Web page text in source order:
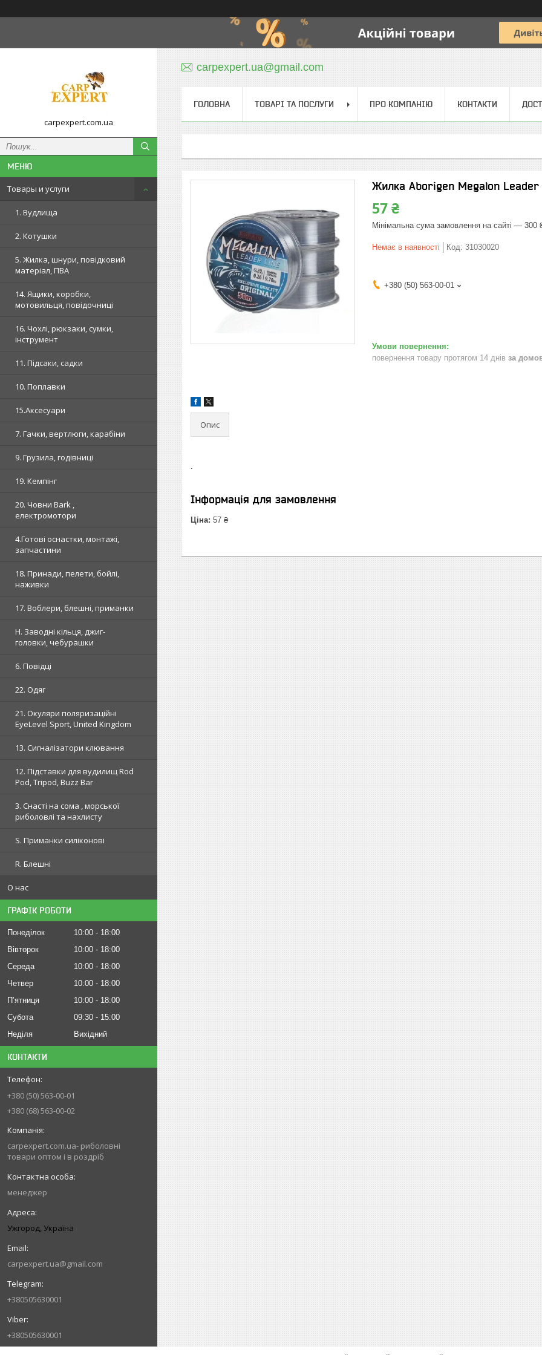
carpexpert.com.ua
Товары и услуги
1. Вудлища
2. Котушки
5. Жилка, шнури, повідковий
матеріал, ПВА
14. Ящики, коробки,
мотовильця, повідочниці
16. Чохлі, рюкзаки, сумки,
інструмент
11. Підсаки, садки
10. Поплавки
15.Аксесуари
7. Гачки, вертлюги, карабіни
9. Грузила, годівниці
19. Кемпінг
20. Човни Bark ,
електромотори
4.Готові оснастки, монтажі,
запчастини
18. Принади, пелети, бойлі,
наживки
17. Воблери, блешні, приманки
H. Заводні кільця, джиг-
головки, чебурашки
6. Повідці
22. Одяг
21. Окуляри поляризаційні
EyeLevel Sport, United Kingdom
13. Сигналізатори клювання
12. Підставки для вудилищ Rod
Pod, Tripod, Buzz Bar
3. Снасті на сома , морської
риболовлі та нахлисту
S. Приманки силіконові
R. Блешні
О нас
ГРАФІК РОБОТИ
Понеділок 10:00
18:00
Вівторок
10:00
18:00
Середа
10:00
18:00
Четвер
10:00
18:00
Пʼятниця
10:00
18:00
Субота
09:30
15:00
Неділя
Вихідний
КОНТАКТИ
+380 (50) 563-00-01
+380 (68) 563-00-02
carpexpert.com.ua- риболовні
товари оптом і в роздріб
менеджер
Ужгород, Україна
carpexpert.ua@gmail.com
+380505630001
+380505630001
carpexpert.ua@gmail.com
ГОЛОВНА ТОВАРІ ТА ПОСЛУГИ ПРО КОМПАНІЮ КОНТАКТИ
Жилка Aborigen Megalon
57 ₴
Мінімальна сума замовлення на сайті — 300
Немає в наявності Код: 31030020
+380 (50) 563-00-01
повернення товару протягом 14 днів за
Опис
.
Інформація для замовлення
Ціна: 57 ₴